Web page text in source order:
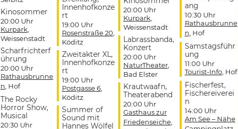
Kinosommer
20:00 Uhr
Kurpark
Weissenstadt
Scharfrichterf
ührung
20:00 Uhr
Rathausbrunne
n , Hof
The Rocky
Horror Show,
Musical
20:30 Uhr
Innenhofkonze
rt
19:00 Uhr
Rosenstraße 20
Köditz
Zweitakter XL,
Innenhofkonze
rt
19:00 Uhr
Postgasse 6,
Köditz
Summer of
Sound mit
Hannes Wölfel
20:00 Uhr
Kurpark
Weissenstadt
Labrassbanda,
Konzert
20:00 Uhr
NaturTheater,
Bad Elster
Krautwaafn,
Theaterabend
20:00 Uhr
Gasthaus zur
Friedenseiche,
ang
10:30 Uhr
Rathausbrunne
n , Hof
Samstagsführ
ung
11:00 Uhr
Tourist-Info, Hof
Fischerfest,
Fischereiverei
n
14:00 Uhr
Am See – Nähe